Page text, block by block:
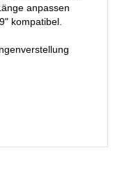
anpassen
kompatibel.